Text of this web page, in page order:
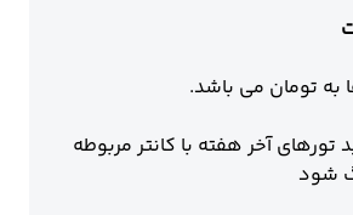
به تومان می باشد.
تورهای آخر هفته با کانتر مربوطه
شود